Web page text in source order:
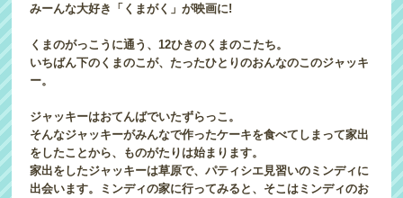
みーんな大好き「くまがく」が映画に!
くまのがっこうに通う、12ひきのくまのこたち。
いちばん下のくまのこが、たったひとりのおんなのこのジャッキ
ー。
ジャッキーはおてんばでいたずらっこ。
そんなジャッキーがみんなで作ったケーキを食べてしまって家出
をしたことから、ものがたりは始まります。
家出をしたジャッキーは草原で、パティシエ見習いのミンディに
出会います。ミンディの家に行ってみると、そこはミンディのお